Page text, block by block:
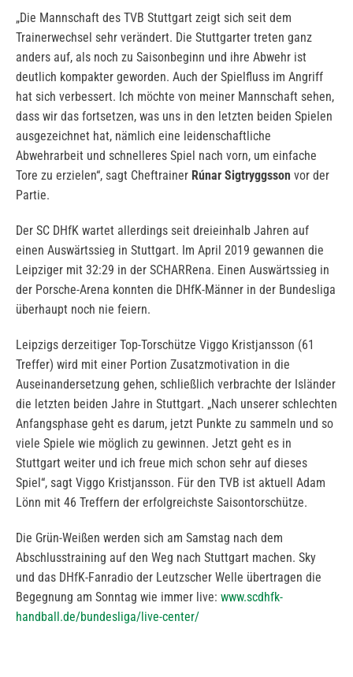
„Die Mannschaft des TVB Stuttgart zeigt sich seit dem
Trainerwechsel sehr verändert. Die Stuttgarter treten ganz
anders auf, als noch zu Saisonbeginn und ihre Abwehr ist
deutlich kompakter geworden. Auch der Spielfluss im Angriff
hat sich verbessert. Ich möchte von meiner Mannschaft sehen,
dass wir das fortsetzen, was uns in den letzten beiden Spielen
ausgezeichnet hat, nämlich eine leidenschaftliche
Abwehrarbeit und schnelleres Spiel nach vorn, um einfache
Tore zu erzielen“, sagt Cheftrainer Rúnar Sigtryggsson vor der
Partie.
Der SC DHfK wartet allerdings seit dreieinhalb Jahren auf
einen Auswärtssieg in Stuttgart. Im April 2019 gewannen die
Leipziger mit 32:29 in der SCHARRena. Einen Auswärtssieg in
der Porsche-Arena konnten die DHfK-Männer in der Bundesliga
überhaupt noch nie feiern.
Leipzigs derzeitiger Top-Torschütze Viggo Kristjansson (61
Treffer) wird mit einer Portion Zusatzmotivation in die
Auseinandersetzung gehen, schließlich verbrachte der Isländer
die letzten beiden Jahre in Stuttgart. „Nach unserer schlechten
Anfangsphase geht es darum, jetzt Punkte zu sammeln und so
viele Spiele wie möglich zu gewinnen. Jetzt geht es in
Stuttgart weiter und ich freue mich schon sehr auf dieses
Spiel“, sagt Viggo Kristjansson. Für den TVB ist aktuell Adam
Lönn mit 46 Treffern der erfolgreichste Saisontorschütze.
Die Grün-Weißen werden sich am Samstag nach dem
Abschlusstraining auf den Weg nach Stuttgart machen. Sky
und das DHfK-Fanradio der Leutzscher Welle übertragen die
Begegnung am Sonntag wie immer live: www.scdhfk-
handball.de/bundesliga/live-center/